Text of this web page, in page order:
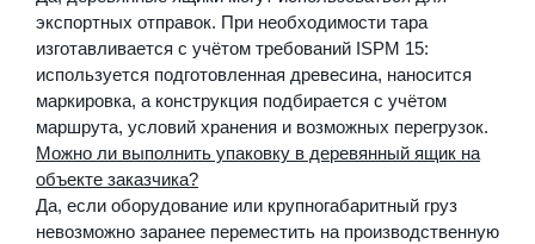
экспортных отправок. При необходимости тара
изготавливается с учётом требований ISPM 15:
используется подготовленная древесина, наносится
маркировка, а конструкция подбирается с учётом
маршрута, условий хранения и возможных перегрузок.
Можно ли выполнить упаковку в деревянный ящик на
объекте заказчика?
Да, если оборудование или крупногабаритный груз
невозможно заранее переместить на производственную